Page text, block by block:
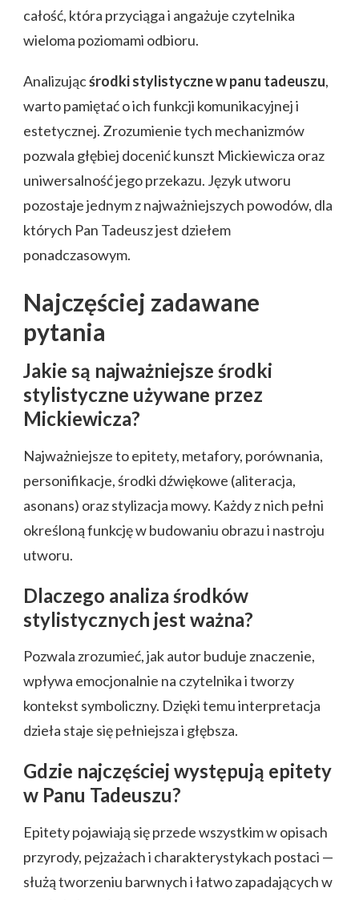
całość, która przyciąga i angażuje czytelnika
wieloma poziomami odbioru.
Analizującśrodki stylistyczne w panu tadeuszu,
warto pamiętać o ich funkcji komunikacyjnej i
estetycznej. Zrozumienie tych mechanizmów
pozwala głębiej docenić kunszt Mickiewicza oraz
uniwersalność jego przekazu. Język utworu
pozostaje jednym z najważniejszych powodów, dla
których Pan Tadeusz jest dziełem
ponadczasowym.
Najczęściej zadawane
pytania
Jakie są najważniejsze środki
stylistyczne używane przez
Mickiewicza?
Najważniejsze to epitety, metafory, porównania,
personifikacje, środki dźwiękowe (aliteracja,
asonans) oraz stylizacja mowy. Każdy z nich pełni
określoną funkcję w budowaniu obrazu i nastroju
utworu.
Dlaczego analiza środków
stylistycznych jest ważna?
Pozwala zrozumieć, jak autor buduje znaczenie,
wpływa emocjonalnie na czytelnika i tworzy
kontekst symboliczny. Dzięki temu interpretacja
dzieła staje się pełniejsza i głębsza.
Gdzie najczęściej występują epitety
w Panu Tadeuszu?
Epitety pojawiają się przede wszystkim w opisach
przyrody, pejzażach i charakterystykach postaci —
służą tworzeniu barwnych i łatwo zapadających w